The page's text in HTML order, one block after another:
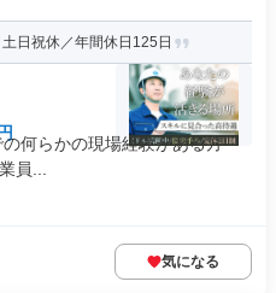
日祝休／年間休日125日
何らかの現場経験がある方
員...
気になる